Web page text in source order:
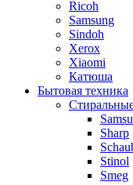
Ricoh
Samsung
Sindoh
Xerox
Xiaomi
Катюша
Бытовая техника
Sharp
Stinol
Smeg